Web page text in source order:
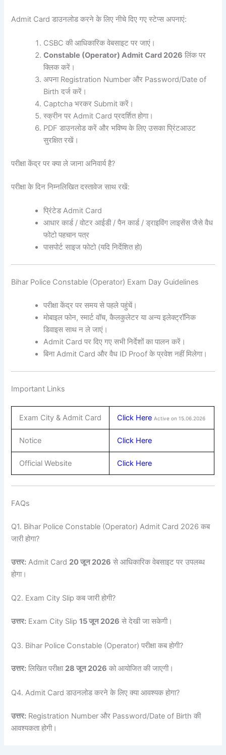
Admit Card डाउनलोड करने के लिए नीचे दिए गए स्टेप्स अपनाएं:
CSBC की आधिकारिक वेबसाइट पर जाएं।
Constable (Operator) Admit Card 2026 लिंक पर
क्लिक करें।
अपना Registration Number और Password/Date of
Birth दर्ज करें।
Captcha भरकर Submit करें।
स्क्रीन पर Admit Card प्रदर्शित होगा।
PDF डाउनलोड करें और भविष्य के लिए उसका प्रिंटआउट
सुरक्षित रखें।
परीक्षा केंद्र पर क्या ले जाना अनिवार्य है?
परीक्षा के दिन निम्नलिखित दस्तावेज साथ रखें:
प्रिंटेड Admit Card
आधार कार्ड / वोटर आईडी / पैन कार्ड / ड्राइविंग लाइसेंस जैसे वैध
फोटो पहचान पत्र
पासपोर्ट साइज फोटो (यदि निर्देशित हो)
Bihar Police Constable (Operator) Exam Day Guidelines
परीक्षा केंद्र पर समय से पहले पहुंचें।
मोबाइल फोन, स्मार्ट वॉच, कैलकुलेटर या अन्य इलेक्ट्रॉनिक
डिवाइस साथ न ले जाएं।
Admit Card पर दिए गए सभी निर्देशों का पालन करें।
बिना Admit Card और वैध ID Proof के प्रवेश नहीं मिलेगा।
Important Links
Exam City & Admit Card Click Here Active on 15.06.2026
Notice Click Here
Official Website Click Here
FAQs
Q1. Bihar Police Constable (Operator) Admit Card 2026 कब
जारी होगा?
उत्तर: Admit Card 20 जून 2026 से आधिकारिक वेबसाइट पर उपलब्ध
होगा।
Q2. Exam City Slip कब जारी होगी?
उत्तर: Exam City Slip15 जून 2026 से देखी जा सकेगी।
Q3. Bihar Police Constable (Operator) परीक्षा कब होगी?
उत्तर: लिखित परीक्षा 28 जून 2026 को आयोजित की जाएगी।
Q4. Admit Card डाउनलोड करने के लिए क्या आवश्यक होगा?
उत्तर: Registration Number और Password/Date of Birth की
आवश्यकता होगी।